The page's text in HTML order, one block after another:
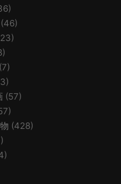
(46)
(7)
(57)
(428)